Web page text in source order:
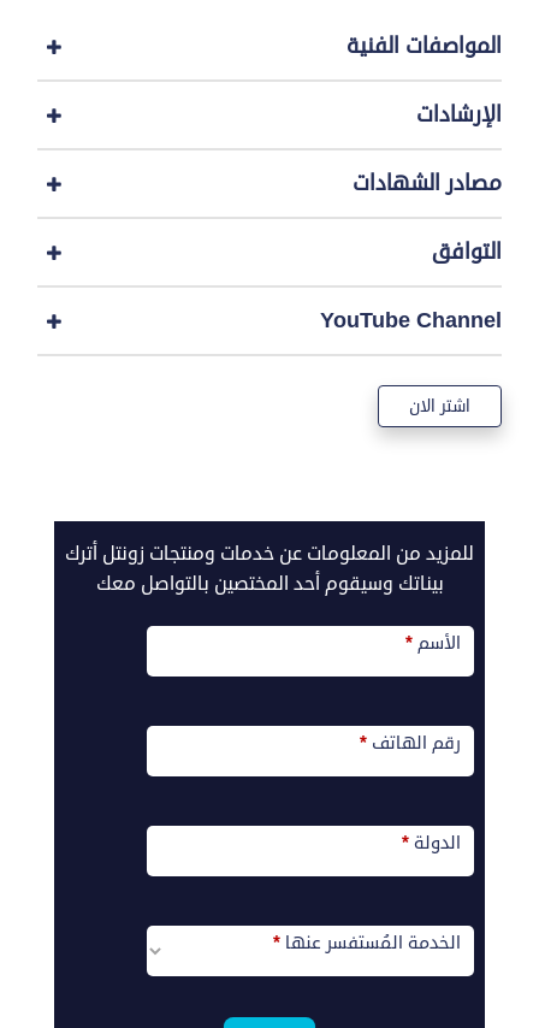
ماذا
المواصفات الفنية
الإرشادات
مصادر الشهادات
التوافق
YouTube Channel
اشتر الان
call2action-
للمزيد من المعلومات عن خدمات ومنتجات زونتل أترك
بيناتك وسيقوم أحد المختصين بالتواصل معك
الأسم*
رقم الهاتف *
الدولة*
الخدمة المُستفسر عنها *